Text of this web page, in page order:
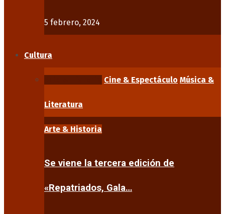
5 febrero, 2024
Cultura
Cine & Espectáculo Música &
Literatura
Arte & Historia
Se viene la tercera edición de
«Repatriados, Gala…